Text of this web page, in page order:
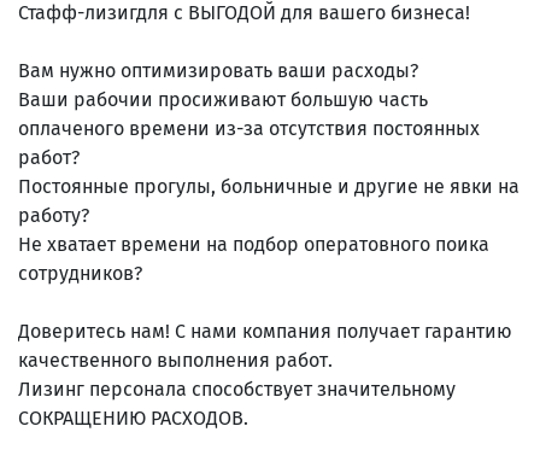
Стафф-лизигдля с ВЫГОДОЙ для вашего бизнеса!
Вам нужно оптимизировать ваши расходы?
Ваши рабочии просиживают большую часть
оплаченого времени из-за отсутствия постоянных
работ?
Постоянные прогулы, больничные и другие не явки на
работу?
Не хватает времени на подбор оператовного поика
сотрудников?
Доверитесь нам! С нами компания получает гарантию
качественного выполнения работ.
Лизинг персонала способствует значительному
СОКРАЩЕНИЮ РАСХОДОВ.